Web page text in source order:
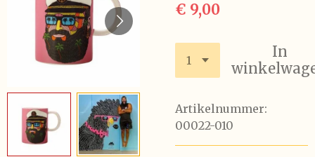
€ 9,00
In
Artikelnummer:
00022-010